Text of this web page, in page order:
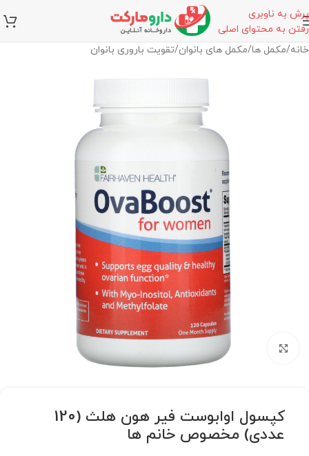
پرش به ناوبری
رفتن به محتوای اصلی
خانه/مکمل ها/مکمل های بانوان/تقویت باروری بانوان
برای بزرگنمایی کلیک کنید
کپسول اوابوست فیر هون هلث (120
عددی) مخصوص خانم ها